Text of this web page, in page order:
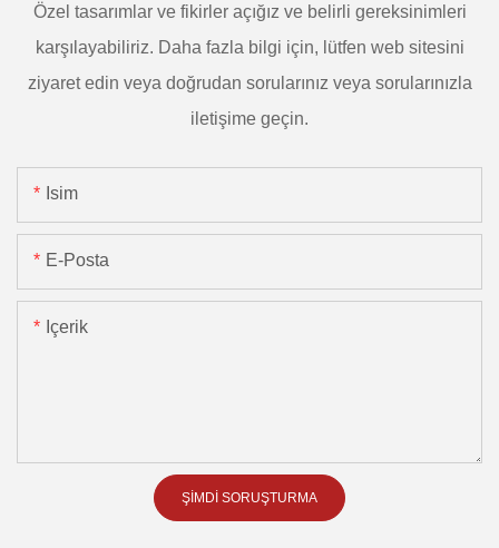
Özel tasarımlar ve fikirler açığız ve belirli gereksinimleri
karşılayabiliriz. Daha fazla bilgi için, lütfen web sitesini
ziyaret edin veya doğrudan sorularınız veya sorularınızla
iletişime geçin.
Isim
E-Posta
Içerik
ŞIMDI SORUŞTURMA